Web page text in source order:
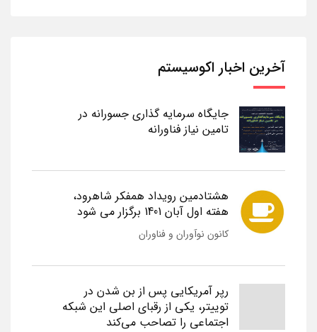
آخرین اخبار اکوسیستم
جایگاه سرمایه گذاری جسورانه در
تامین نیاز فناورانه
هشتادمین رویداد همفکر شاهرود،
هفته اول آبان 1401 برگزار می شود
کانون نوآوران و فناوران
رپر آمریکایی پس از بن شدن در
توییتر، یکی از رقبای اصلی این شبکه
اجتماعی را تصاحب می‌کند